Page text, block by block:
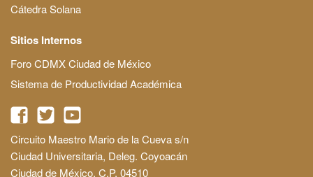
Cátedra Solana
Sitios Internos
Foro CDMX Ciudad de México
Sistema de Productividad Académica
Circuito Maestro Mario de la Cueva s/n
Ciudad Universitaria, Deleg. Coyoacán
Ciudad de México, C.P. 04510